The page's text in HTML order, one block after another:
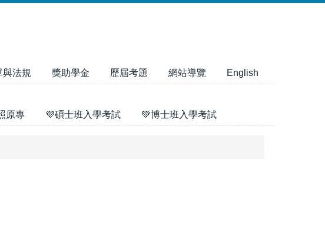
與法規 獎助學金 歷屆考題 網站導覽 English
原專 💜碩士班入學考試 💚博士班入學考試